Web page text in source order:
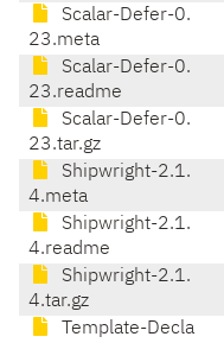
Scalar-Defer-0.
23.meta
Scalar-Defer-0.
23.readme
Scalar-Defer-0.
23.tar.gz
Shipwright-2.1.
4.meta
Shipwright-2.1.
4.readme
Shipwright-2.1.
4.tar.gz
Template-Decla